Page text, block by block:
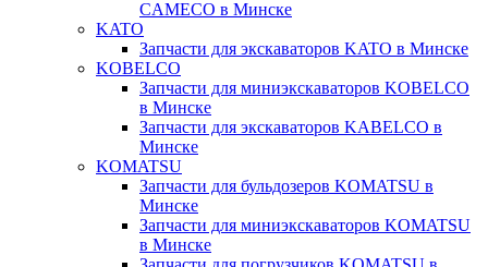
CAMECO в Минске
KATO
Запчасти для экскаваторов KATO в Минске
KOBELCO
Запчасти для миниэкскаваторов KOBELCO
в Минске
Запчасти для экскаваторов KABELCO в
Минске
KOMATSU
Запчасти для бульдозеров KOMATSU в
Минске
Запчасти для миниэкскаваторов KOMATSU
в Минске